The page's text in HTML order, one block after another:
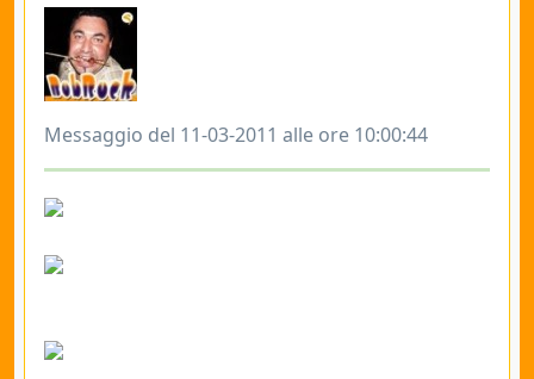
Messaggio del 11-03-2011 alle ore 10:00:44